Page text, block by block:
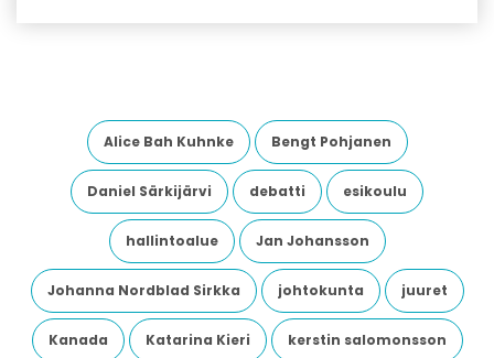
Alice Bah Kuhnke Bengt Pohjanen
Daniel Särkijärvi debatti esikoulu
hallintoalue Jan Johansson
Johanna Nordblad Sirkka johtokunta juuret
Kanada Katarina Kieri kerstin salomonsson